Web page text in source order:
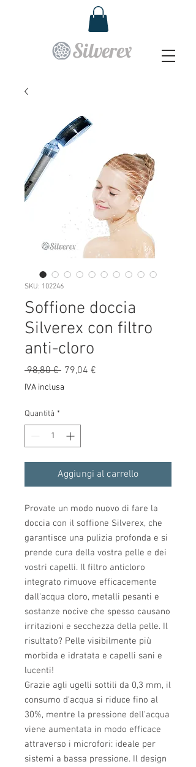
Silverex
SKU: 102246
Soffione doccia
Silverex con filtro
anti-cloro
98,80 € Prezzo
79,04 €
IVA inclusa
Quantità *
Aggiungi al carrello
Provate un modo nuovo di fare la
doccia con il soffione Silverex, che
garantisce una pulizia profonda e si
prende cura della vostra pelle e dei
vostri capelli. Il filtro anticloro
integrato rimuove efficacemente
dall'acqua cloro, metalli pesanti e
sostanze nocive che spesso causano
irritazioni e secchezza della pelle. Il
risultato? Pelle visibilmente più
morbida e idratata e capelli sani e
lucenti!
Grazie agli ugelli sottili da 0,3 mm, il
consumo d'acqua si riduce fino al
30%, mentre la pressione dell'acqua
viene aumentata in modo efficace
attraverso i microfori: ideale per
sistemi a bassa pressione. Il design